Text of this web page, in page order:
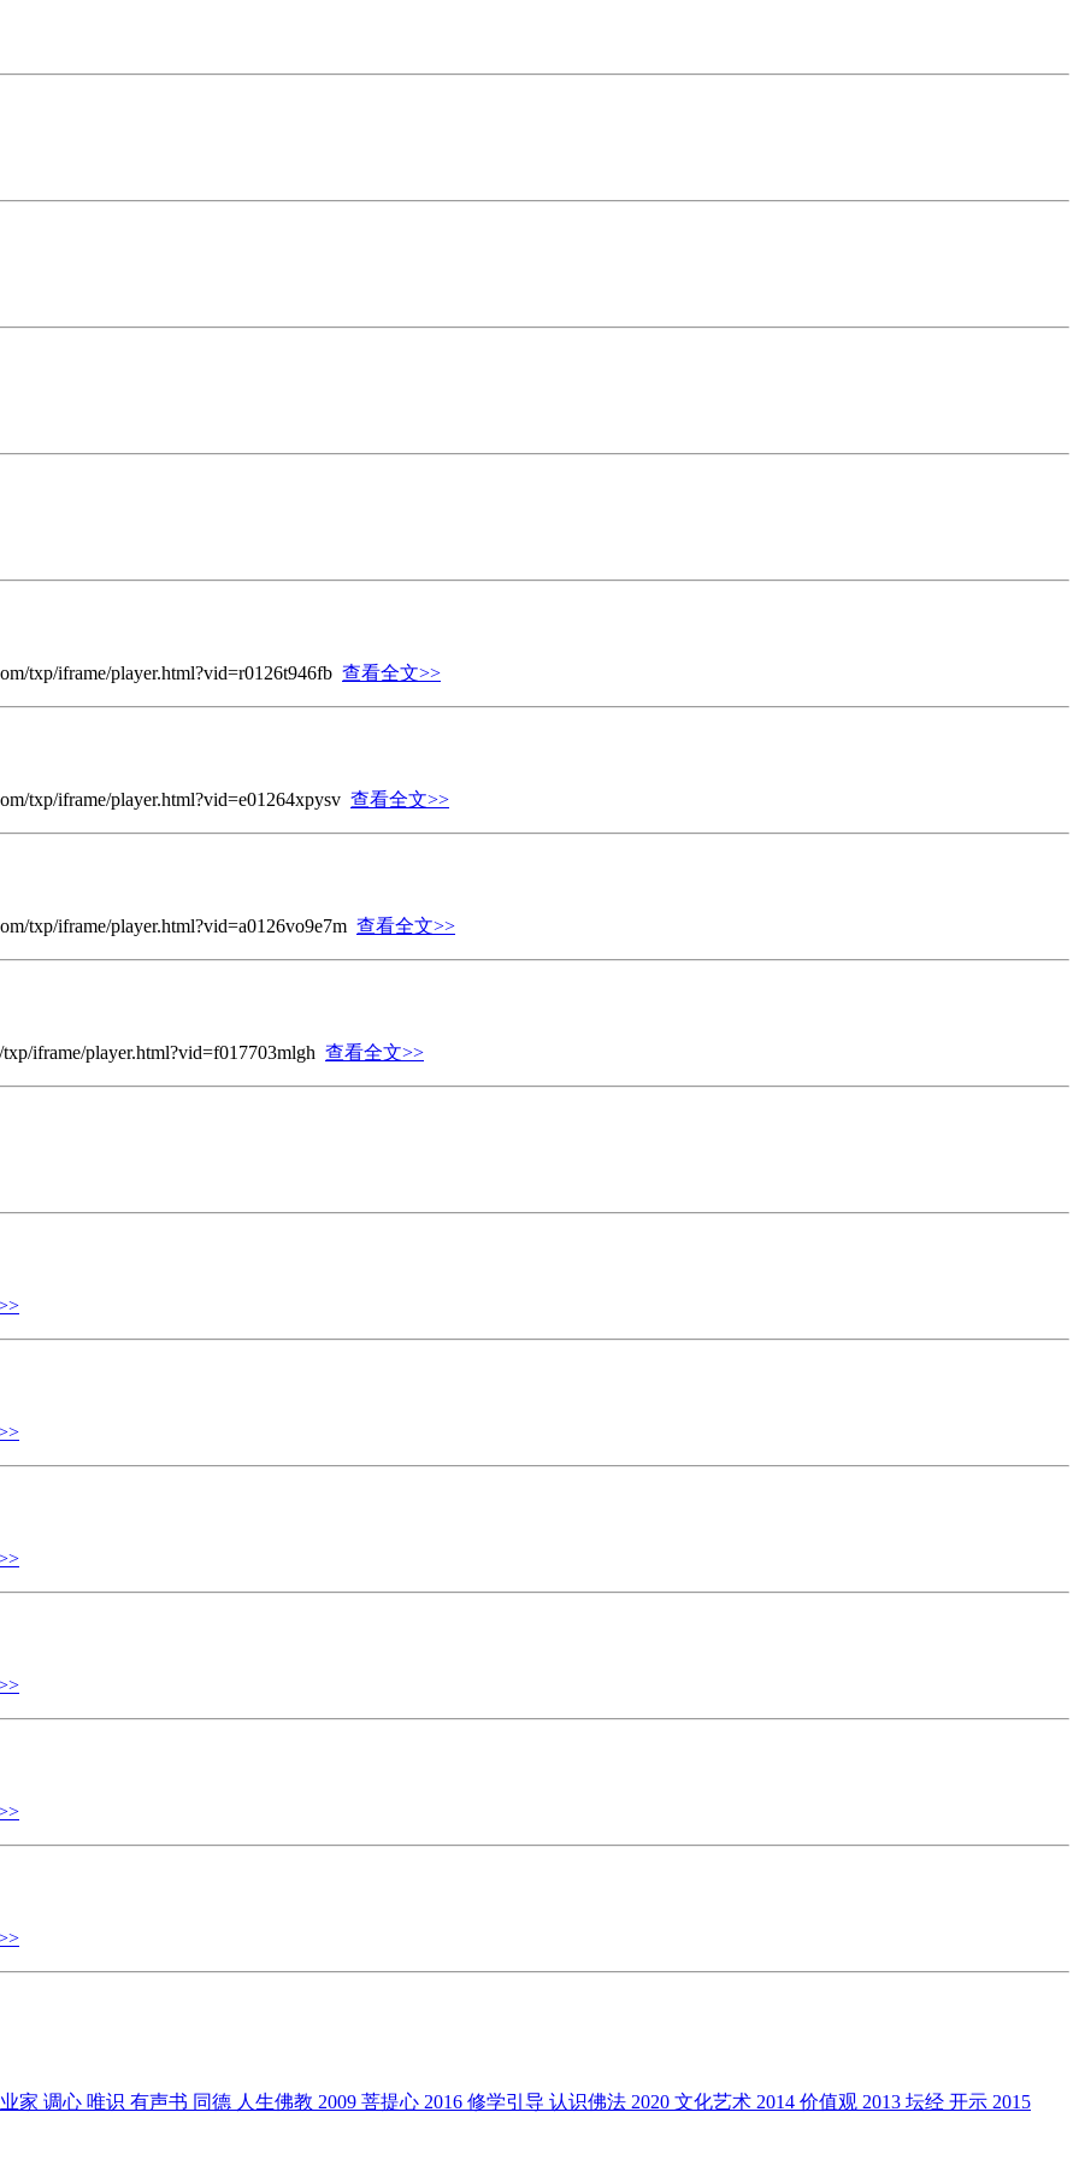
txp/iframe/player.html?vid=r0126t946fb 查看全文>>
txp/iframe/player.html?vid=e01264xpysv 查看全文>>
txp/iframe/player.html?vid=a0126vo9e7m 查看全文>>
iframe/player.html?vid=f017703mlgh 查看全文>>
家 调心 唯识 有声书 同德 人生佛教 2009 菩提心 2016 修学引导 认识佛法 2020 文化艺术 2014 价值观 2013 坛经 开示 2015